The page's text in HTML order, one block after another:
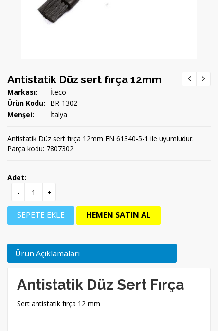
Antistatik Düz sert fırça 12mm
Markası:
İteco
Ürün Kodu:
BR-1302
Menşei:
İtalya
Antistatik Düz sert fırça 12mm EN 61340-5-1 ile uyumludur.
Parça kodu: 7807302
Adet:
-
+
SEPETE EKLE HEMEN SATIN AL
Ürün Açıklamaları
Antistatik Düz Sert Fırça
Sert antistatik fırça 12 mm